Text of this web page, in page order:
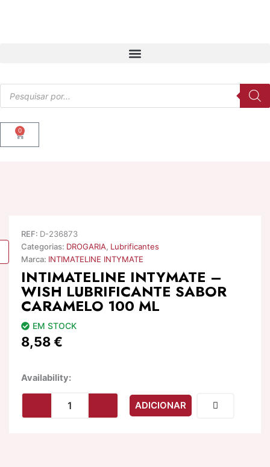
search
0
Cart
REF: D-236873
Categorias: DROGARIA, Lubrificantes
Marca: INTIMATELINE INTYMATE
INTIMATELINE INTYMATE –
WISH LUBRIFICANTE SABOR
CARAMELO 100 ML
EM STOCK
8,58€
Availability:Quantidade
INTIMATELINE
INTYMATE
ADICIONAR